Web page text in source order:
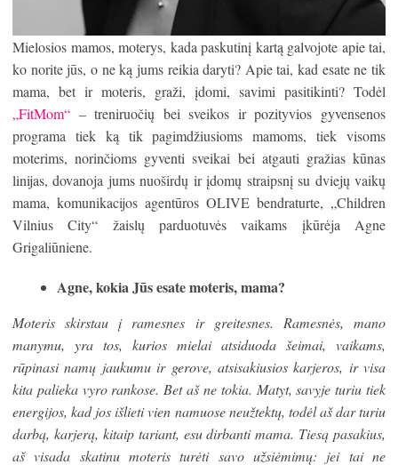
Mielosios mamos, moterys, kada paskutinį kartą galvojote apie tai,
ko norite jūs, o ne ką jums reikia daryti? Apie tai, kad esate ne tik
mama, bet ir moteris, graži, įdomi, savimi pasitikinti? Todėl
„FitMom“ – treniruočių bei sveikos ir pozityvios gyvensenos
programa tiek ką tik pagimdžiusioms mamoms, tiek visoms
moterims, norinčioms gyventi sveikai bei atgauti gražias kūnas
linijas, dovanoja jums nuoširdų ir įdomų straipsnį su dviejų vaikų
mama, komunikacijos agentūros OLIVE bendraturte, „Children
Vilnius City“ žaislų parduotuvės vaikams įkūrėja Agne
Grigaliūniene.
Agne, kokia Jūs esate moteris, mama?
Moteris skirstau į ramesnes ir greitesnes. Ramesnės, mano
manymu, yra tos, kurios mielai atsiduoda šeimai, vaikams,
rūpinasi namų jaukumu ir gerove, atsisakiusios karjeros, ir visa
kita palieka vyro rankose. Bet aš ne tokia. Matyt, savyje turiu tiek
energijos, kad jos išlieti vien namuose neužtektų, todėl aš dar turiu
darbą, karjerą, kitaip tariant, esu dirbanti mama. Tiesą pasakius,
aš visada skatinu moteris turėti savo užsiėmimų: jei tai ne